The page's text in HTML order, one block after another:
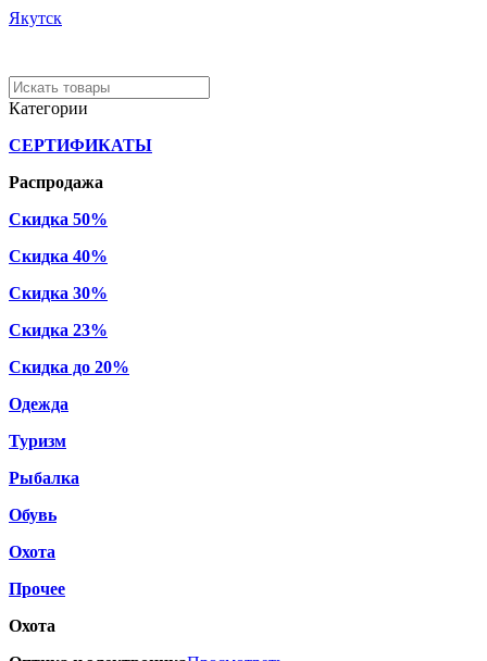
Якутск
Категории
СЕРТИФИКАТЫ
Распродажа
Скидка 50%
Скидка 40%
Скидка 30%
Скидка 23%
Скидка до 20%
Одежда
Туризм
Рыбалка
Обувь
Охота
Прочее
Охота